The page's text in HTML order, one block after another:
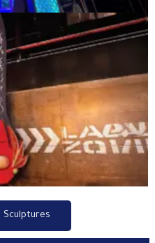
Sculptures